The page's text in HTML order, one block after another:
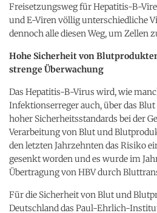
Freisetzungsweg für Hepatitis-B-
und E-Viren völlig unterschiedliche
dennoch alle diesen Weg, um Zellen
Hohe Sicherheit von
strenge Überwachung
Das Hepatitis-B-Virus wird, wie
Infektionserreger auch, über das
hoher Sicherheitsstandards bei der
Verarbeitung von Blut und
den letzten Jahrzehnten das Risiko
gesenkt worden und es wurde im
Übertragung von HBV durch
Für die Sicherheit von Blut und
Deutschland das Paul-Ehrlich-